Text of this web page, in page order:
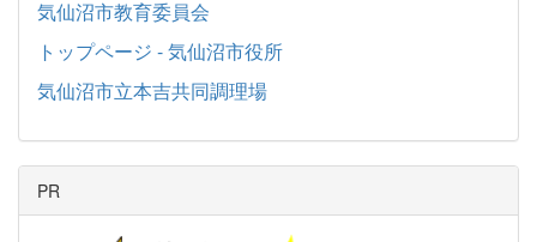
気仙沼市教育委員会
トップページ - 気仙沼市役所
気仙沼市立本吉共同調理場
PR